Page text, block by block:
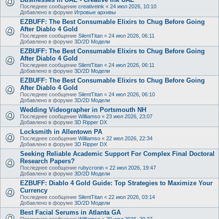
Последнее сообщение creativeink « 24 июл 2026, 10:10
Добавлено в форуме Игровые архивы
EZBUFF: The Best Consumable Elixirs to Chug Before Going
After Diablo 4 Gold
Последнее сообщение SilentTitan « 24 июл 2026, 06:11
Добавлено в форуме 3D/2D Модели
EZBUFF: The Best Consumable Elixirs to Chug Before Going
After Diablo 4 Gold
Последнее сообщение SilentTitan « 24 июл 2026, 06:11
Добавлено в форуме 3D/2D Модели
EZBUFF: The Best Consumable Elixirs to Chug Before Going
After Diablo 4 Gold
Последнее сообщение SilentTitan « 24 июл 2026, 06:10
Добавлено в форуме 3D/2D Модели
Wedding Videographer in Portsmouth NH
Последнее сообщение Williamso « 23 июл 2026, 23:07
Добавлено в форуме 3D Ripper DX
Locksmith in Allentown PA
Последнее сообщение Williamso « 22 июл 2026, 22:34
Добавлено в форуме 3D Ripper DX
Seeking Reliable Academic Support For Complex Final Doctoral
Research Papers?
Последнее сообщение rubycronin « 22 июл 2026, 19:47
Добавлено в форуме 3D/2D Модели
EZBUFF: Diablo 4 Gold Guide: Top Strategies to Maximize Your
Currency
Последнее сообщение SilentTitan « 22 июл 2026, 03:14
Добавлено в форуме 3D/2D Модели
Best Facial Serums in Atlanta GA